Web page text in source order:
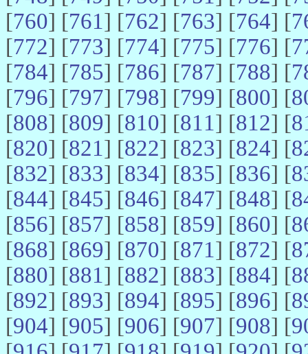
[760] [761] [762] [763] [764] [
[772] [773] [774] [775] [776] [
[784] [785] [786] [787] [788] [
[796] [797] [798] [799] [800] [
[808] [809] [810] [811] [812] [
[820] [821] [822] [823] [824] [
[832] [833] [834] [835] [836] [
[844] [845] [846] [847] [848] [
[856] [857] [858] [859] [860] [
[868] [869] [870] [871] [872] [
[880] [881] [882] [883] [884] [
[892] [893] [894] [895] [896] [
[904] [905] [906] [907] [908] [